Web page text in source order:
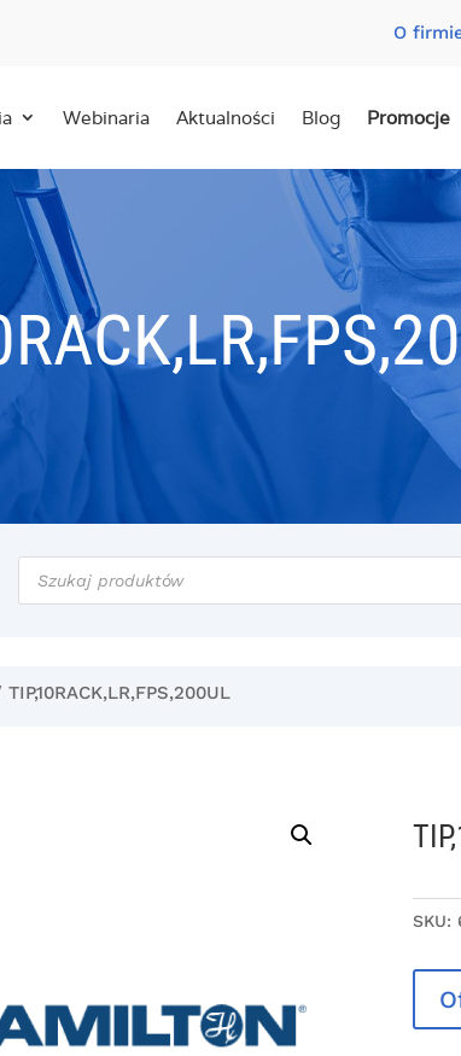
O
Webinaria Aktualności Blog Promocje
Wyszukiwarka
produktów
TIP,10RACK,LR,FPS,200UL
SKU: